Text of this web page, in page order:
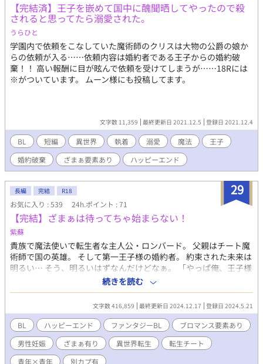
【完結済】王子を嵌めて国中に醜聞晒してやったので殺
されると思ってたら溺愛された。
うらひと
学園内で依頼をこなしていた魔術師のクリスは大物の公爵の娘か
らの依頼が入る……依頼内容は婚約者である王子からの婚約破
棄！！ 高い報酬に目が眩んで依頼を受けてしまうが……18Rには
※がついています。 ムーン様にも投稿してます。
文字数 11,359 最終更新日 2021.12.5 登録日 2021.12.4
BL 短編 異世界 執着 溺愛 魔法
王子
婚約破棄
ざまぁ要素あり ハッピーエンド
29
長編 完結 R18
お気に入り : 539 24h.ポイント : 71
【完結】ざまぁは待ってちゃ始まらない！
紫蘇
貴族で魔法使いで転生者な主人公・ロンバード。 父親はチート魔
術師で国の英雄。 そして第一王子様の婚約者。 約束された未来は
明るい… そう、明るいはずなんだけどなぁ。 「やっぱ俺、王子様
の伴侶なんて無理！！」 やりたい事をやって何が悪い！ 王妃教育
とか知らん！ しきたりなんかもっと知らん！！ 「好きな事を仕事
にしたい」…そんな現代っ子男子が「バックパッカーになりた
い」という夢を「円満に」叶えるため、ざまぁを狙って奮闘して
みたりするお話。 イケメンで一途な王子様×平和主義な魔術師 ★
世界設定 剣と魔法のゆるファンタジー。 男性妊娠可能な世界。
女性が極端に少ないので、男同士での結婚は普通。 ただし、男同
士で子どもを作るのと、男女で子どもを作るのには微妙な差があ
続きを読む
文字数 416,859 最終更新日 2024.12.17 登録日 2024.5.21
BL ハッピーエンド ファンタジーBL
ブロマンス要素あり
男性妊娠
ざまぁ有り 異世界転生
転生チート
青年×青年
別カプ有